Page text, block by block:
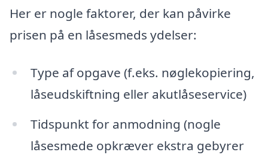
Her er nogle faktorer, der kan påvirke
prisen på en låsesmeds ydelser:
Type af opgave (f.eks. nøglekopiering,
låseudskiftning eller akutlåseservice)
Tidspunkt for anmodning (nogle
låsesmede opkræver ekstra gebyrer